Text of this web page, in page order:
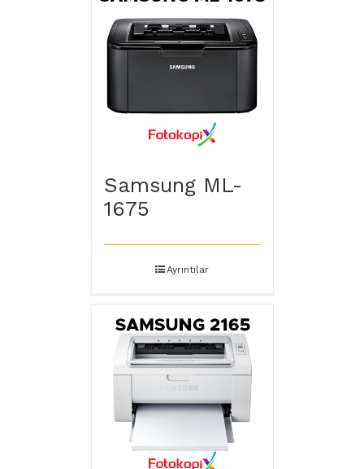
Samsung ML-
1675
Ayrıntılar